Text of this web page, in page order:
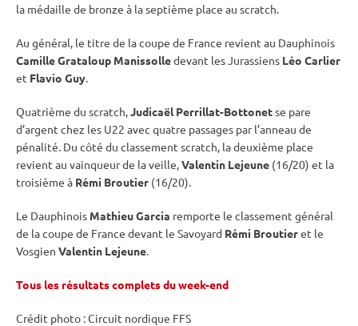
la médaille de bronze à la septième place au scratch.
Au général, le titre de la coupe de France revient au Dauphinois
Camille Grataloup Manissolledevant les Jurassiens Léo Carlier
et Flavio Guy.
Quatrième du scratch,Judicaël Perrillat-Bottonetse pare
d’argent chez les U22 avec quatre passages par l’anneau de
pénalité. Du côté du classement scratch, la deuxième place
revient au vainqueur de la veille,Valentin Lejeune (16/20) et la
troisième à Rémi Broutier (16/20).
Le Dauphinois Mathieu Garcia remporte le classement général
de la coupe de France devant le Savoyard Rémi Broutieret le
Vosgien Valentin Lejeune.
Tous les résultats complets du week-end
Crédit photo : Circuit nordique FFS